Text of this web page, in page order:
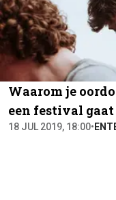
Waarom je
een festival gaat
18 JUL 2019, 18:00•